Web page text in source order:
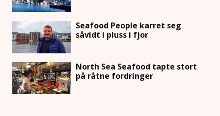
Seafood People karret seg
såvidt i pluss i fjor
North Sea Seafood tapte stort
på råtne fordringer